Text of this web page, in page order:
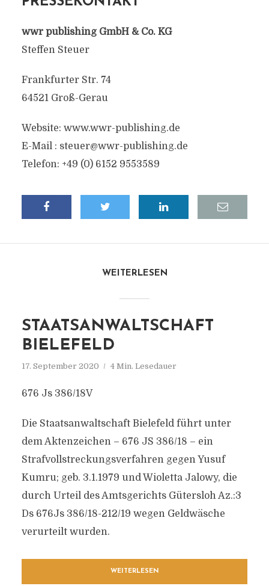
wwr publishing GmbH & Co. KG
Steffen Steuer
Frankfurter Str. 74
64521 Groß-Gerau
Website: www.wwr-publishing.de
E-Mail : steuer@wwr-publishing.de
Telefon: +49 (0) 6152 9553589
WEITERLESEN
STAATSANWALTSCHAFT
BIELEFELD
17. September 2020 4 Min. Lesedauer
676 Js 386/18V
Die Staatsanwaltschaft Bielefeld führt unter
dem Aktenzeichen – 676 JS 386/18 – ein
Strafvollstreckungsverfahren gegen Yusuf
Kumru; geb. 3.1.1979 und Wioletta Jalowy, die
durch Urteil des Amtsgerichts Gütersloh Az.:3
Ds 676Js 386/18-212/19 wegen Geldwäsche
verurteilt wurden.
WEITERLESEN